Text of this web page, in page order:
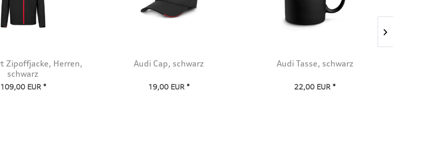
Zipoffjacke, Herren,
schwarz
109,00 EUR *
Audi Cap, schwarz
19,00 EUR *
Audi Tasse, schwarz
22,00 EUR *